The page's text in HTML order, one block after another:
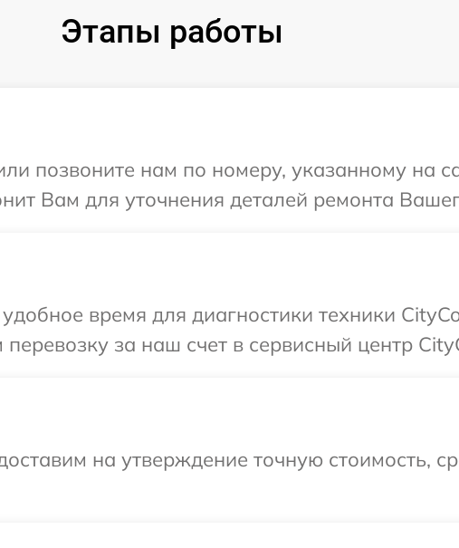
Этапы работы
позвоните нам по номеру, указанному на
Вам для уточнения деталей ремонта
время для диагностики техники
за наш счет в сервисный центр
на утверждение точную стоимость,